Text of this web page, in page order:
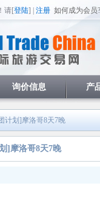
请[登陆] | 注册 如何成为会员?
询价信息 产
计划]摩洛哥8天7晚
]摩洛哥8天7晚